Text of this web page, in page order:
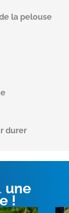
la pelouse
durer
une
!